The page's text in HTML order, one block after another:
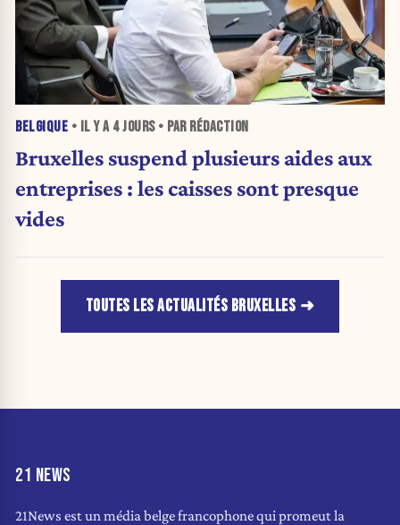
BELGIQUE • IL Y A 4 JOURS• PAR RÉDACTION
Bruxelles suspend plusieurs aides aux
entreprises : les caisses sont presque
vides
TOUTES LES ACTUALITÉS BRUXELLES
21 NEWS
21News est un média belge francophone qui promeut la